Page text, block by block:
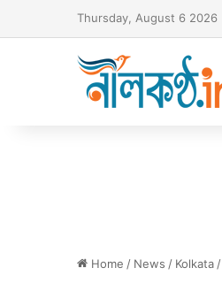
Thursday, August 6 2026
Home / News / Kolkata /